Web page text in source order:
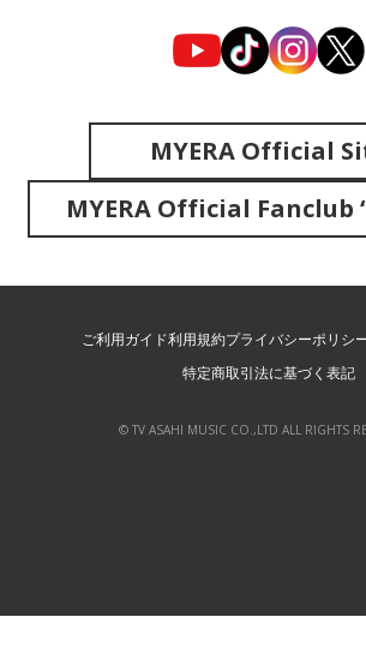
MYERA Official
MYERA Official Fanclub
ご利用ガイド利用規約プライバシーポリシ
特定商取引法に基づく表記
© TV ASAHI MUSIC CO.,LTD ALL RIGHTS